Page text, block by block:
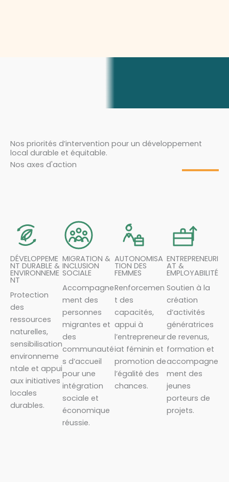
Nos priorités d’intervention pour un développement
local durable et équitable.
Nos axes d'action
DÉVELOPPEME
NT DURABLE &
ENVIRONNEME
NT
Protection
des
ressources
naturelles,
sensibilisation
environneme
ntale et appui
aux initiatives
locales
durables.
MIGRATION &
INCLUSION
SOCIALE
Accompagne
ment des
personnes
migrantes et
des
communauté
s d’accueil
pour une
intégration
sociale et
économique
réussie.
AUTONOMISA
TION DES
FEMMES
Renforcemen
t des
capacités,
appui à
l’entrepreneur
iat féminin et
promotion de
l’égalité des
chances.
ENTREPRENEURI
AT &
EMPLOYABILITÉ
Soutien à la
création
d’activités
génératrices
de revenus,
formation et
accompagne
ment des
jeunes
porteurs de
projets.